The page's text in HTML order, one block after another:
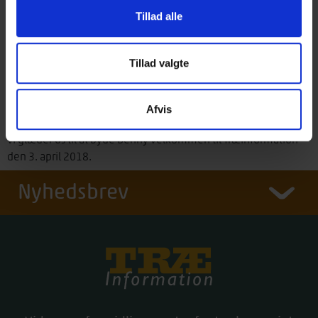
Tillad alle
Tillad valgte
Afvis
som bygningssagkyndig i mere end 10 år, hvor han har
energikonsulent. Derudover har Benny deltaget i en del
efteruddannelseskurser vedrørende blandt andet syn og skøn
første i landet til at opnå certificering med tilstandsrapporter og
Vi glæder os til at byde Benny velkommen til Træinformation
den 3. april 2018.
Nyhedsbrev